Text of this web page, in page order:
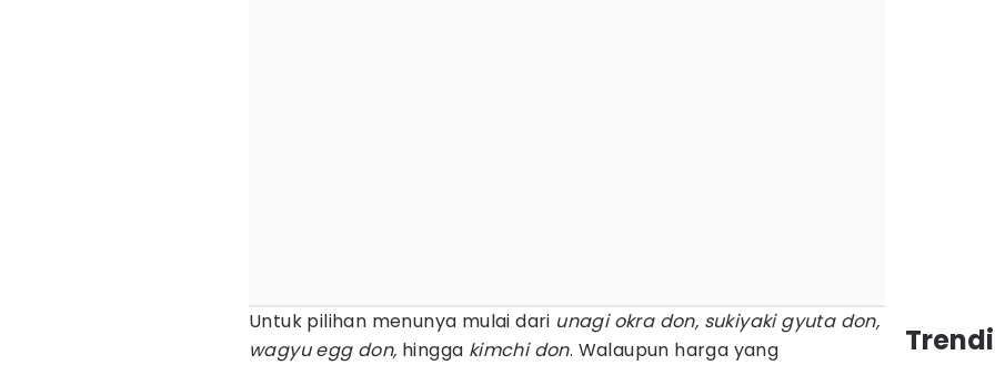
Untuk pilihan menunya mulai dari unagi okra don, sukiyaki gyuta don,
wagyu egg don, hingga kimchi don. Walaupun harga yang